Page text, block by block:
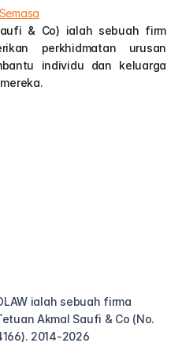
& Co) ialah sebuah firm
perkhidmatan urusan
individu dan keluarga
ialah sebuah firma
Akmal Saufi & Co (No.
2014-2026